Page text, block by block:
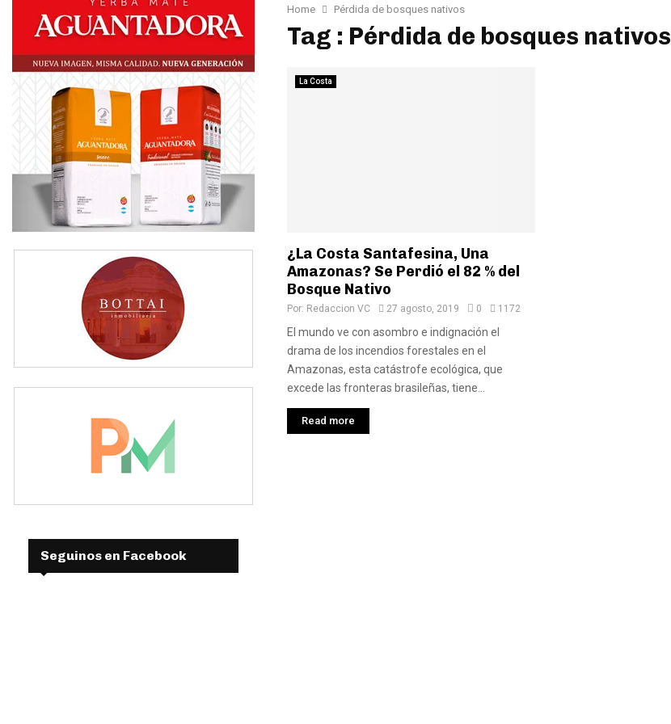
Home Pérdida de bosques nativos
Tag : Pérdida de bosques nativos
La Costa
¿La Costa Santafesina, Una
Amazonas? Se Perdió el 82 % del
Bosque Nativo
Por: Redaccion VC 27 agosto, 2019 0 1172
El mundo ve con asombro e indignación el
drama de los incendios forestales en el
Amazonas, esta catástrofe ecológica, que
excede las fronteras brasileñas, tiene...
Read more
Seguinos en Facebook